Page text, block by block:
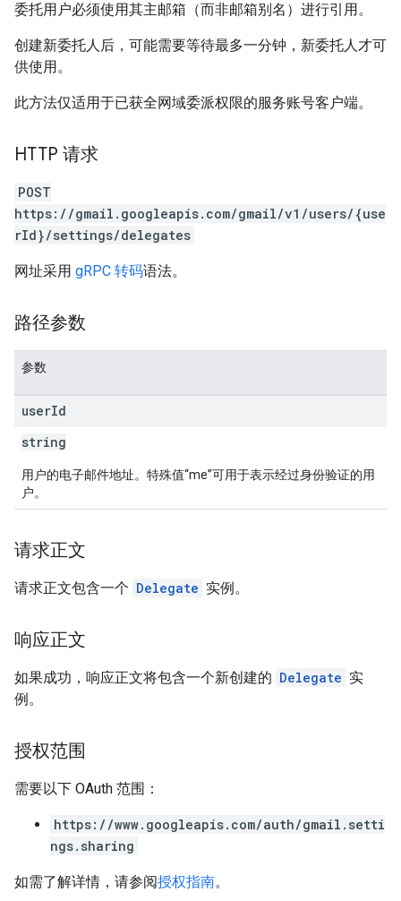
委托用户必须使用其主邮箱（而非邮箱别名）进行引用。
创建新委托人后，可能需要等待最多一分钟，新委托人才可
供使用。
此方法仅适用于已获全网域委派权限的服务账号客户端。
HTTP 请求
POST
https://gmail.googleapis.com/gmail/v1/users/{use
rId}/settings/delegates
网址采用 gRPC 转码语法。
路径参数
参数
userId
string
用户的电子邮件地址。特殊值“me”可用于表示经过身份验证的用
户。
请求正文
请求正文包含一个 Delegate 实例。
响应正文
如果成功，响应正文将包含一个新创建的 Delegate 实
例。
授权范围
需要以下 OAuth 范围：
https://www.googleapis.com/auth/gmail.setti
ngs.sharing
如需了解详情，请参阅授权指南。